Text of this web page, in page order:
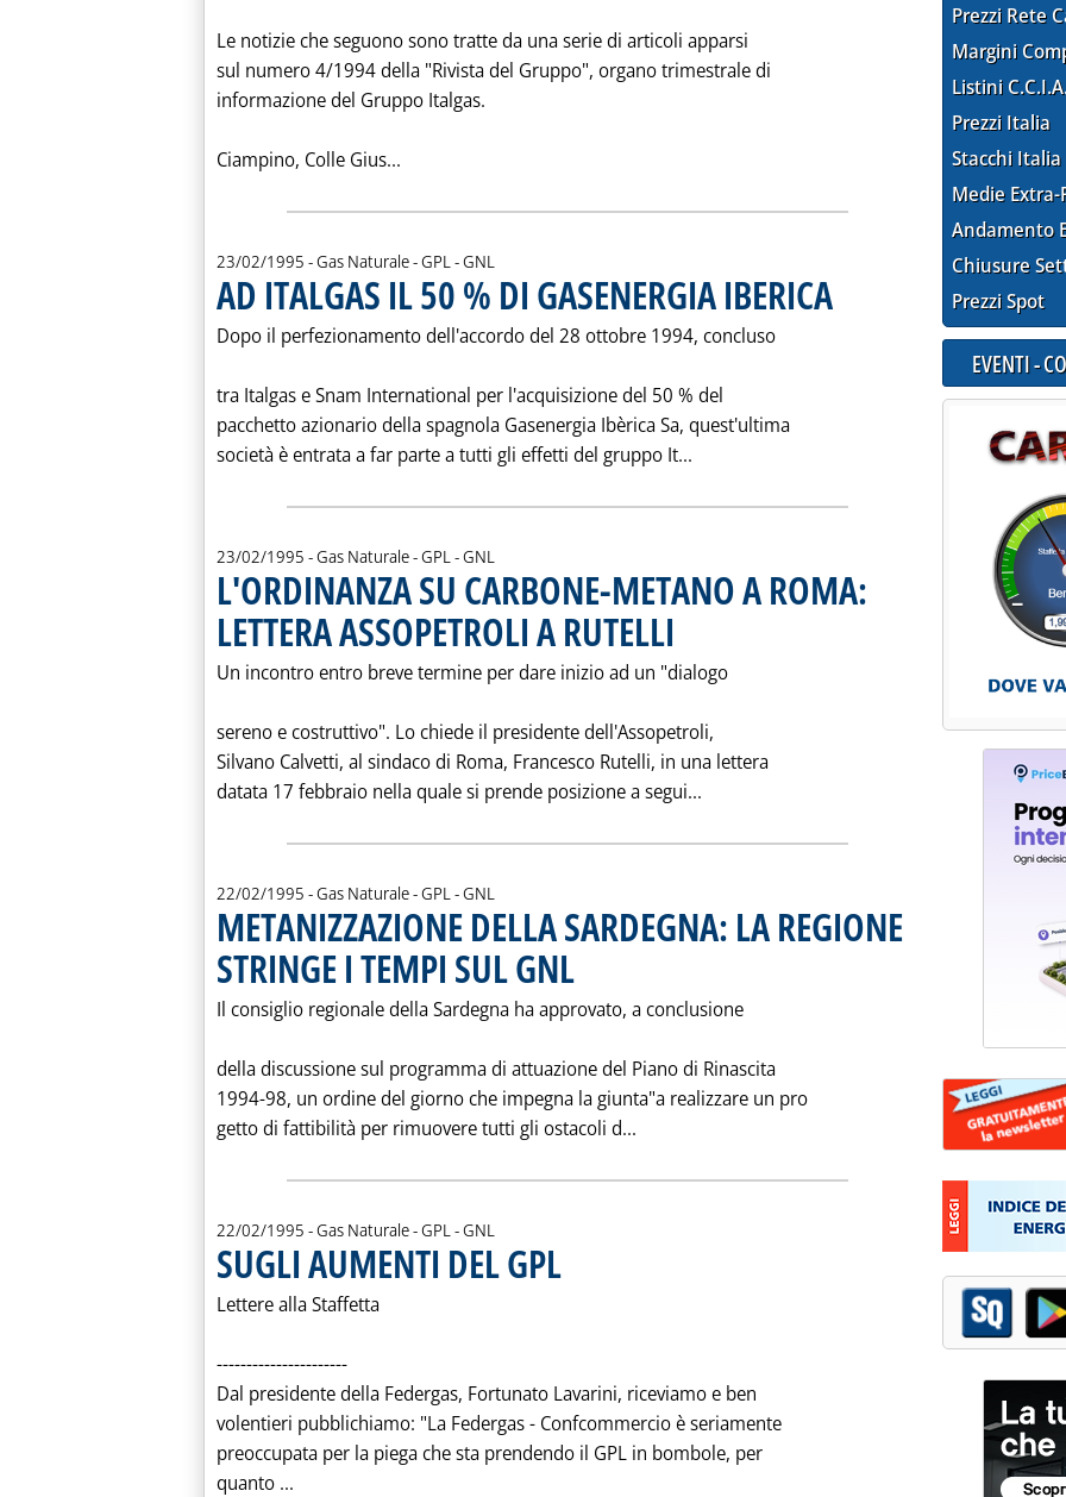
Le notizie che seguono sono tratte da una serie di articoli apparsi
sul numero 4/1994 della "Rivista del Gruppo", organo trimestrale di
informazione del Gruppo Italgas.
Ciampino, Colle Gius... Leggi tutta la notizia: '"A TUTTO GAS" L'ESPANSIONE DEL SERVIZIO METANO
23/02/1995 - Gas Naturale - GPL - GNL
AD ITALGAS IL 50 % DI GASENERGIA IBERICA
Dopo il perfezionamento dell'accordo del 28 ottobre 1994, concluso
tra Italgas e Snam International per l'acquisizione del 50 % del
pacchetto azionario della spagnola Gasenergia Ibèrica Sa, quest'ultima
società è entrata a far parte a tutti gli effetti del gruppo It... Leggi tutta la notizia: 'AD ITALGAS IL 50 %
23/02/1995 - Gas Naturale - GPL - GNL
L'ORDINANZA SU CARBONE-METANO A ROMA:
LETTERA ASSOPETROLI A RUTELLI
Un incontro entro breve termine per dare inizio ad un "dialogo
sereno e costruttivo". Lo chiede il presidente dell'Assopetroli,
Silvano Calvetti, al sindaco di Roma, Francesco Rutelli, in una lettera
datata 17 febbraio nella quale si prende posizione a segui... Leggi tutta la notizia: 'L'ORDINANZA SU
22/02/1995 - Gas Naturale - GPL - GNL
METANIZZAZIONE DELLA SARDEGNA: LA REGIONE
STRINGE I TEMPI SUL GNL
Il consiglio regionale della Sardegna ha approvato, a conclusione
della discussione sul programma di attuazione del Piano di Rinascita
1994-98, un ordine del giorno che impegna la giunta"a realizzare un pro
getto di fattibilità per rimuovere tutti gli ostacoli d... Leggi tutta la notizia: 'METANIZZAZIONE DELLA
22/02/1995 - Gas Naturale - GPL - GNL
SUGLI AUMENTI DEL GPL
Lettere alla Staffetta
----------------------
Dal presidente della Federgas, Fortunato Lavarini, riceviamo e ben
volentieri pubblichiamo: "La Federgas - Confcommercio è seriamente
preoccupata per la piega che sta prendendo il GPL in bombole, per
quanto ...
Prezzi Rete
Margini
Listini
Prezzi Italia
Stacchi Italia
Medie Extra-
Andamento
Chiusure
Prezzi Spot
EVENTI -